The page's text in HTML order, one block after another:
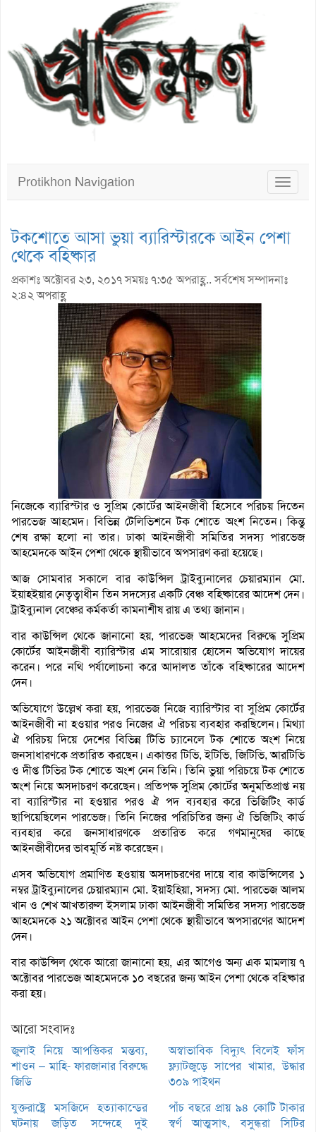
Toggle
Protikhon Navigation
টকশোতে আসা ভুয়া ব্যারিস্টারকে আইন পেশা
থেকে বহিষ্কার
প্রকাশঃ অক্টোবর ২৩, ২০১৭ সময়ঃ ৭:৩৫ অপরাহ্ণ.. সর্বশেষ সম্পাদনাঃ
২:৪২ অপরাহ্ণ
নিজেকে ব্যারিস্টার ও সুপ্রিম কোর্টের আইনজীবী হিসেবে পরিচয় দিতেন
পারভেজ আহমেদ। বিভিন্ন টেলিভিশনে টক শোতে অংশ নিতেন। কিন্তু
শেষ রক্ষা হলো না তার। ঢাকা আইনজীবী সমিতির সদস্য পারভেজ
আহমেদকে আইন পেশা থেকে স্থায়ীভাবে অপসারণ করা হয়েছে।
আজ সোমবার সকালে বার কাউন্সিল ট্রাইব্যুনালের চেয়ারম্যান মো.
ইয়াহইয়ার নেতৃত্বাধীন তিন সদস্যের একটি বেঞ্চ বহিষ্কারের আদেশ দেন।
ট্রাইব্যুনাল বেঞ্চের কর্মকর্তা কামনাশীষ রায় এ তথ্য জানান।
বার কাউন্সিল থেকে জানানো হয়, পারভেজ আহমেদের বিরুদ্ধে সুপ্রিম
কোর্টের আইনজীবী ব্যারিস্টার এম সারোয়ার হোসেন অভিযোগ দায়ের
করেন। পরে নথি পর্যালোচনা করে আদালত তাঁকে বহিষ্কারের আদেশ
দেন।
অভিযোগে উল্লেখ করা হয়, পারভেজ নিজে ব্যারিস্টার বা সুপ্রিম কোর্টের
আইনজীবী না হওয়ার পরও নিজের ঐ পরিচয় ব্যবহার করছিলেন। মিথ্যা
ঐ পরিচয় দিয়ে দেশের বিভিন্ন টিভি চ্যানেলে টক শোতে অংশ নিয়ে
জনসাধারণকে প্রতারিত করছেন। একাত্তর টিভি, ইটিভি, জিটিভি, আরটিভি
ও দীপ্ত টিভির টক শোতে অংশ নেন তিনি। তিনি ভুয়া পরিচয়ে টক শোতে
অংশ নিয়ে অসদাচরণ করেছেন। প্রতিপক্ষ সুপ্রিম কোর্টের অনুমতিপ্রাপ্ত নয়
বা ব্যারিস্টার না হওয়ার পরও ঐ পদ ব্যবহার করে ভিজিটিং কার্ড
ছাপিয়েছিলেন পারভেজ। তিনি নিজের পরিচিতির জন্য ঐ ভিজিটিং কার্ড
ব্যবহার করে জনসাধারণকে প্রতারিত করে গণমানুষের কাছে
আইনজীবীদের ভাবমূর্তি নষ্ট করেছেন।
এসব অভিযোগ প্রমাণিত হওয়ায় অসদাচরণের দায়ে বার কাউন্সিলের ১
নম্বর ট্রাইব্যুনালের চেয়ারম্যান মো. ইয়াইহিয়া, সদস্য মো. পারভেজ আলম
খান ও শেখ আখতারুল ইসলাম ঢাকা আইনজীবী সমিতির সদস্য পারভেজ
আহমেদকে ২১ অক্টোবর আইন পেশা থেকে স্থায়ীভাবে অপসারণের আদেশ
দেন।
বার কাউন্সিল থেকে আরো জানানো হয়, এর আগেও অন্য এক মামলায় ৭
অক্টোবর পারভেজ আহমেদকে ১০ বছরের জন্য আইন পেশা থেকে বহিষ্কার
করা হয়।
আরো সংবাদঃ
জুলাই নিয়ে আপত্তিকর মন্তব্য,
শাওন – মাহি- ফারজানার বিরুদ্ধে
জিডি
অস্বাভাবিক বিদ্যুৎ বিলেই ফাঁস
ফ্ল্যাটজুড়ে সাপের খামার, উদ্ধার
৩০৯ পাইথন
যুক্তরাষ্ট্রে মসজিদে হত্যাকান্ডের
ঘটনায় জড়িত সন্দেহে দুই
পাঁচ বছরে প্রায় ৯৪ কোটি টাকার
স্বর্ণ আত্মসাৎ, বসুন্ধরা সিটির